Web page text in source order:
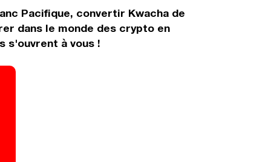
Pacifique, convertir Kwacha de
dans le monde des crypto en
s'ouvrent à vous !